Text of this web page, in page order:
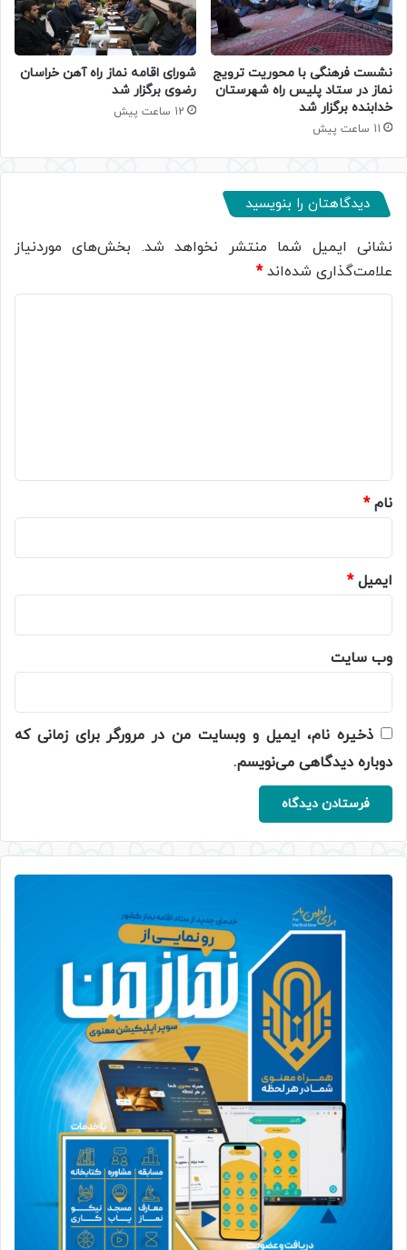
نشست فرهنگی با محوریت ترویج
نماز در ستاد پلیس راه شهرستان
خدابنده برگزار شد
11 ساعت پیش
شورای اقامه نماز راه آهن خراسان
رضوی برگزار شد
12 ساعت پیش
دیدگاهتان را بنویسید
نشانی ایمیل شما منتشر نخواهد شد. بخش‌های موردنیاز
علامت‌گذاری شده‌اند*
نام*
ایمیل*
وب‌ سایت
ذخیره نام، ایمیل و وبسایت من در مرورگر برای زمانی که
دوباره دیدگاهی می‌نویسم.